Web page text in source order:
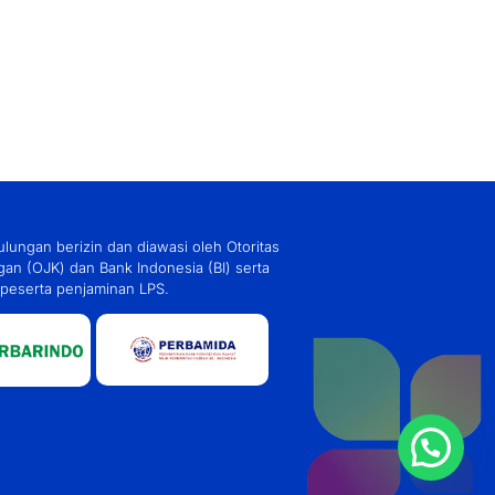
berizin dan diawasi oleh Otoritas
(OJK) dan Bank Indonesia (BI) serta
penjaminan LPS.